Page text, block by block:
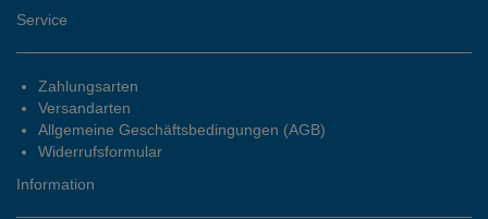
Service
Zahlungsarten
Versandarten
Allgemeine Geschäftsbedingungen (AGB)
Widerrufsformular
Information